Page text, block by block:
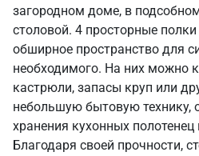
загородном доме, в
столовой. 4 просторные
обширное пространство для
необходимого. На них можно
кастрюли, запасы круп или
небольшую бытовую технику,
хранения кухонных полотенец
Благодаря своей прочности,